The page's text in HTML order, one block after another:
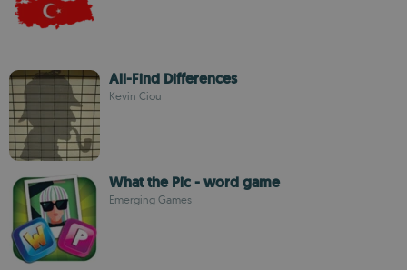
All-Find Differences
Kevin Ciou
What the Pic - word game
Emerging Games